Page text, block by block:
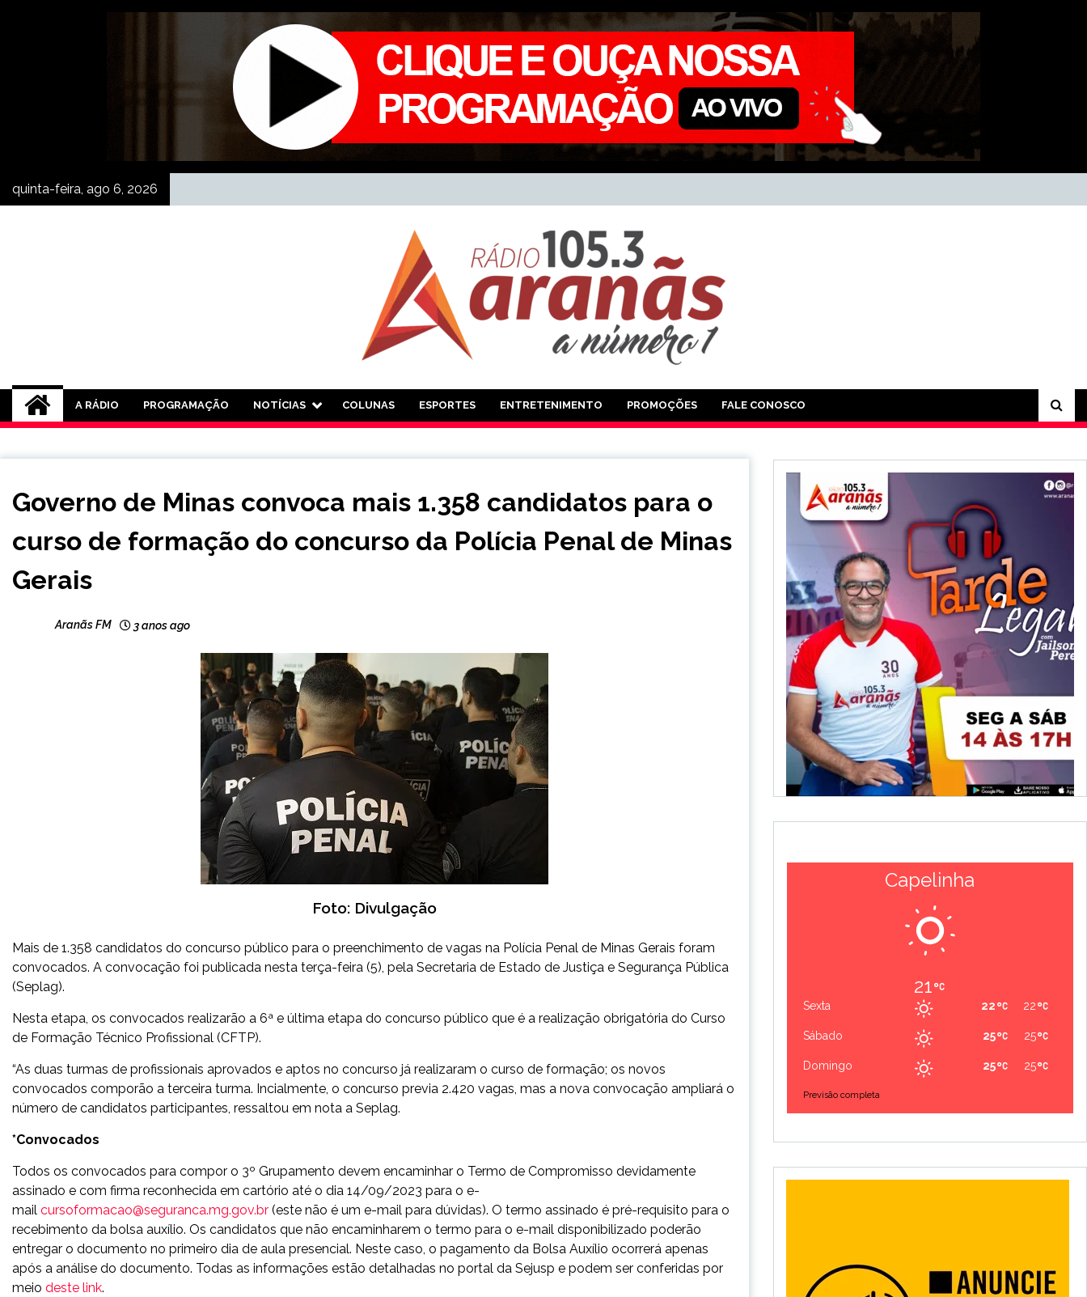
quinta-feira, ago 6, 2026
Rádio Aranãs 105.3
A RÁDIO PROGRAMAÇÃO NOTÍCIAS COLUNAS ESPORTES ENTRETENIMENTO PROMOÇÕES FALE CONOSCO
MINAS
NOTÍCIAS
Governo de Minas convoca mais 1.358 candidatos para o
curso de formação do concurso da Polícia Penal de Minas
Gerais
Aranãs FM 3 anos ago
Foto: Divulgação
Mais de 1.358 candidatos do concurso público para o preenchimento de vagas na Polícia Penal de Minas Gerais foram
convocados. A convocação foi publicada nesta terça-feira (5), pela Secretaria de Estado de Justiça e Segurança Pública
(Seplag).
Nesta etapa, os convocados realizarão a 6ª e última etapa do concurso público que é a realização obrigatória do Curso
de Formação Técnico Profissional (CFTP).
“As duas turmas de profissionais aprovados e aptos no concurso já realizaram o curso de formação; os novos
convocados comporão a terceira turma. Incialmente, o concurso previa 2.420 vagas, mas a nova convocação ampliará o
número de candidatos participantes, ressaltou em nota a Seplag.
*Convocados
Todos os convocados para compor o 3º Grupamento devem encaminhar o Termo de Compromisso devidamente
assinado e com firma reconhecida em cartório até o dia 14/09/2023 para o e-
mail cursoformacao@seguranca.mg.gov.br (este não é um e-mail para dúvidas). O termo assinado é pré-requisito para o
recebimento da bolsa auxílio. Os candidatos que não encaminharem o termo para o e-mail disponibilizado poderão
entregar o documento no primeiro dia de aula presencial. Neste caso, o pagamento da Bolsa Auxílio ocorrerá apenas
após a análise do documento. Todas as informações estão detalhadas no portal da Sejusp e podem ser conferidas por
meio deste link.
Capelinha
21
Sexta 22
22
Sábado 25
25
Domingo 25
25
Previsão completa